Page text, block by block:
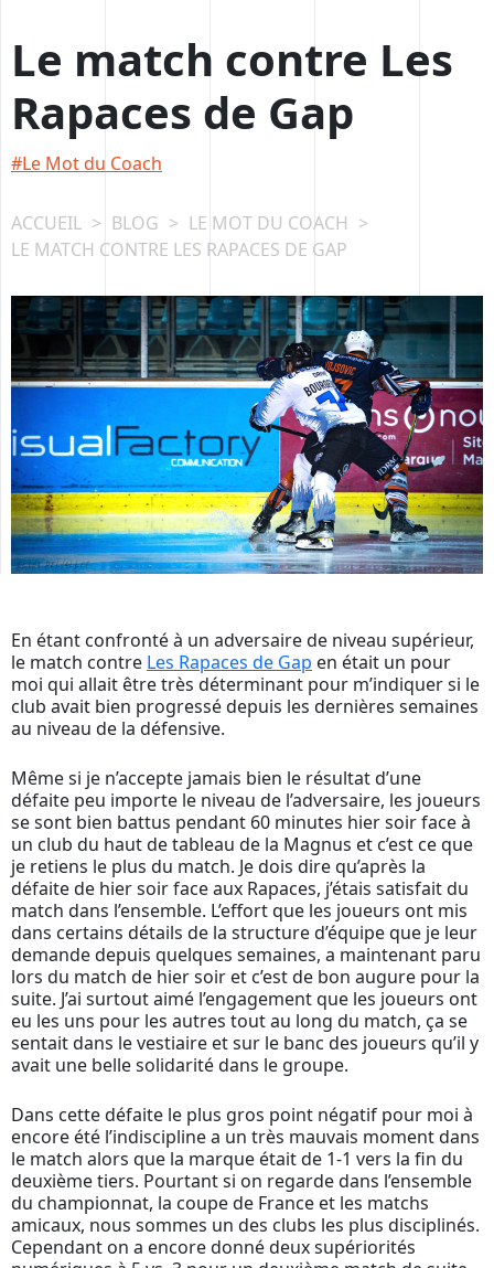
contenu
Le match contre Les
Rapaces de Gap
Le Mot du Coach
ACCUEIL > BLOG > LE MOT DU COACH >
LE MATCH CONTRE LES RAPACES DE GAP
En étant confronté à un adversaire de niveau supérieur,
le match contre Les Rapaces de Gap en était un pour
moi qui allait être très déterminant pour m’indiquer si le
club avait bien progressé depuis les dernières semaines
au niveau de la défensive.
Même si je n’accepte jamais bien le résultat d’une
défaite peu importe le niveau de l’adversaire, les joueurs
se sont bien battus pendant 60 minutes hier soir face à
un club du haut de tableau de la Magnus et c’est ce que
je retiens le plus du match. Je dois dire qu’après la
défaite de hier soir face aux Rapaces, j’étais satisfait du
match dans l’ensemble. L’effort que les joueurs ont mis
dans certains détails de la structure d’équipe que je leur
demande depuis quelques semaines, a maintenant paru
lors du match de hier soir et c’est de bon augure pour la
suite. J’ai surtout aimé l’engagement que les joueurs ont
eu les uns pour les autres tout au long du match, ça se
sentait dans le vestiaire et sur le banc des joueurs qu’il y
avait une belle solidarité dans le groupe.
Dans cette défaite le plus gros point négatif pour moi à
encore été l’indiscipline a un très mauvais moment dans
le match alors que la marque était de 1-1 vers la fin du
deuxième tiers. Pourtant si on regarde dans l’ensemble
du championnat, la coupe de France et les matchs
amicaux, nous sommes un des clubs les plus disciplinés.
Cependant on a encore donné deux supériorités